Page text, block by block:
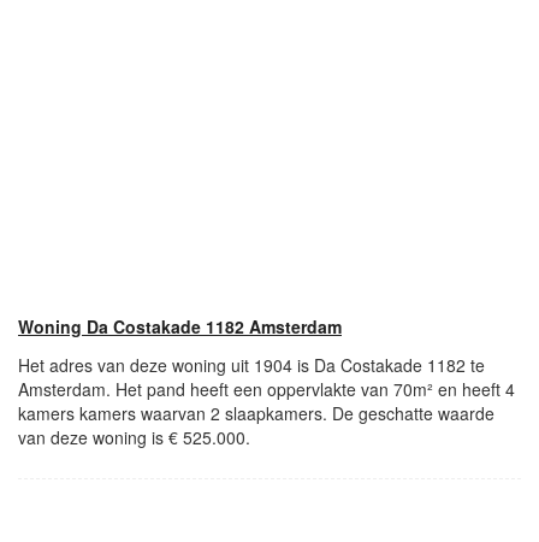
Woning Da Costakade 1182 Amsterdam
Het adres van deze woning uit 1904 is Da Costakade 1182 te
Amsterdam. Het pand heeft een oppervlakte van 70m² en heeft 4
kamers kamers waarvan 2 slaapkamers. De geschatte waarde
van deze woning is € 525.000.